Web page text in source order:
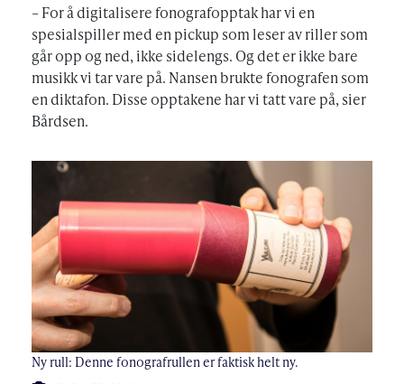
– For å digitalisere fonografopptak har vi en
spesialspiller med en pickup som leser av riller som
går opp og ned, ikke sidelengs. Og det er ikke bare
musikk vi tar vare på. Nansen brukte fonografen som
en diktafon. Disse opptakene har vi tatt vare på, sier
Bårdsen.
Ny rull: Denne fonografrullen er faktisk helt ny.